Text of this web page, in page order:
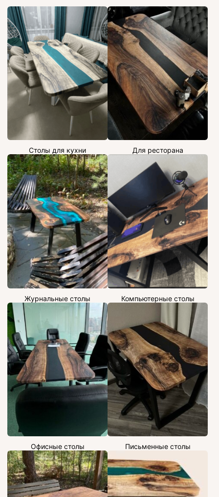
Столы для кухни Для ресторана
Журнальные столы Компьютерные столы
Офисные столы Письменные столы